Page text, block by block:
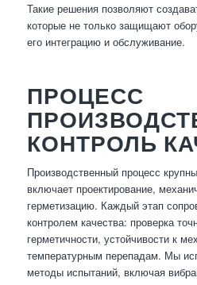
Такие решения позволяют
которые не только защищают
его интеграцию и обслуживание.
ПРОЦЕСС
КОНТРОЛЬ
Производственный процесс
включает проектирование,
герметизацию. Каждый этап
контролем качества: проверка
герметичности, устойчивости к
температурным перепадам. Мы
методы испытаний, включая